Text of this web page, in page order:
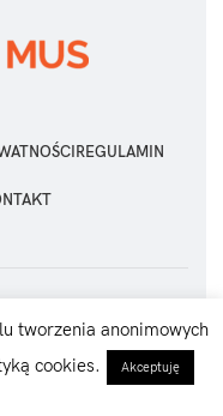
REGULAMIN
zastrzeżone
tworzenia anonimowych
cookies.
Akceptuję